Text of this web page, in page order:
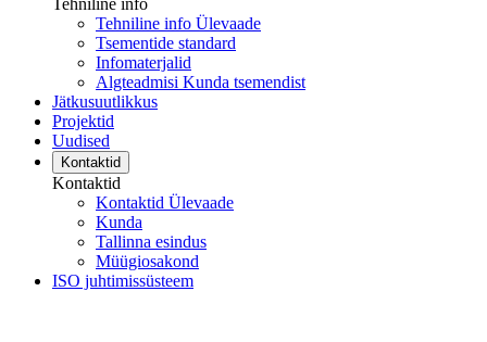
Tehniline info
Tehniline info Ülevaade
Tsementide standard
Infomaterjalid
Algteadmisi Kunda tsemendist
Jätkusuutlikkus
Projektid
Uudised
Kontaktid
Kontaktid
Kontaktid Ülevaade
Kunda
Tallinna esindus
Müügiosakond
ISO juhtimissüsteem